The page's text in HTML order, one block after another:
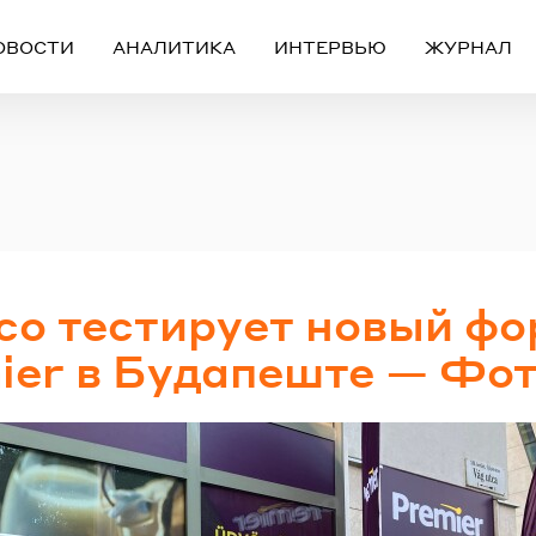
АНАЛИТИКА ИНТЕРВЬЮ ЖУРНАЛ
тестирует новый
в Будапеште —
FACEBOOK GOOGLE
ИЛИ